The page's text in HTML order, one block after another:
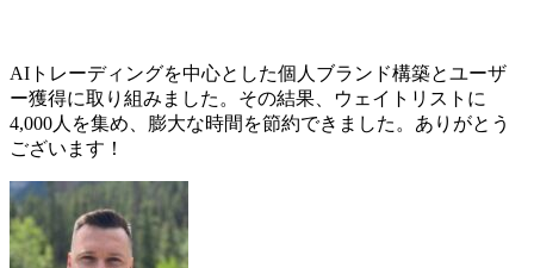
AIトレーディングを中心とした個人ブランド構築とユーザ
ー獲得に取り組みました。その結果、ウェイトリストに
4,000人を集め、膨大な時間を節約できました。ありがとう
ございます！